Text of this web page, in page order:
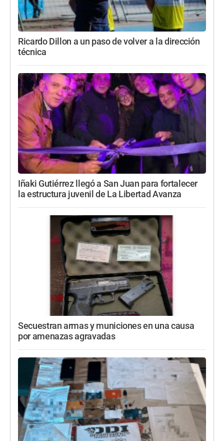
Ricardo Dillon a un paso de volver a la dirección
técnica
Iñaki Gutiérrez llegó a San Juan para fortalecer
la estructura juvenil de La Libertad Avanza
Secuestran armas y municiones en una causa
por amenazas agravadas